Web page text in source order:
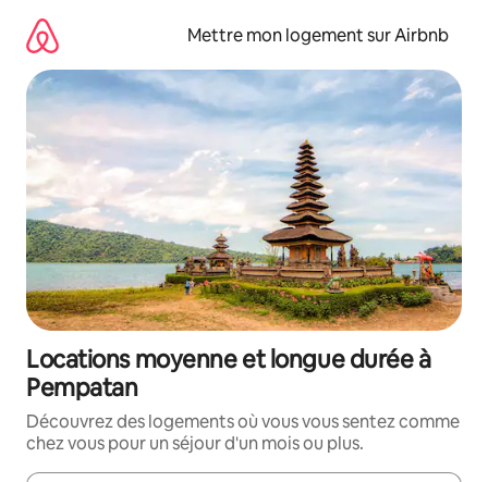
directement
contenu
Mettre mon logement sur Airbnb
Locations moyenne et longue durée à
Pempatan
Découvrez des logements où vous vous sentez comme
chez vous pour un séjour d'un mois ou plus.